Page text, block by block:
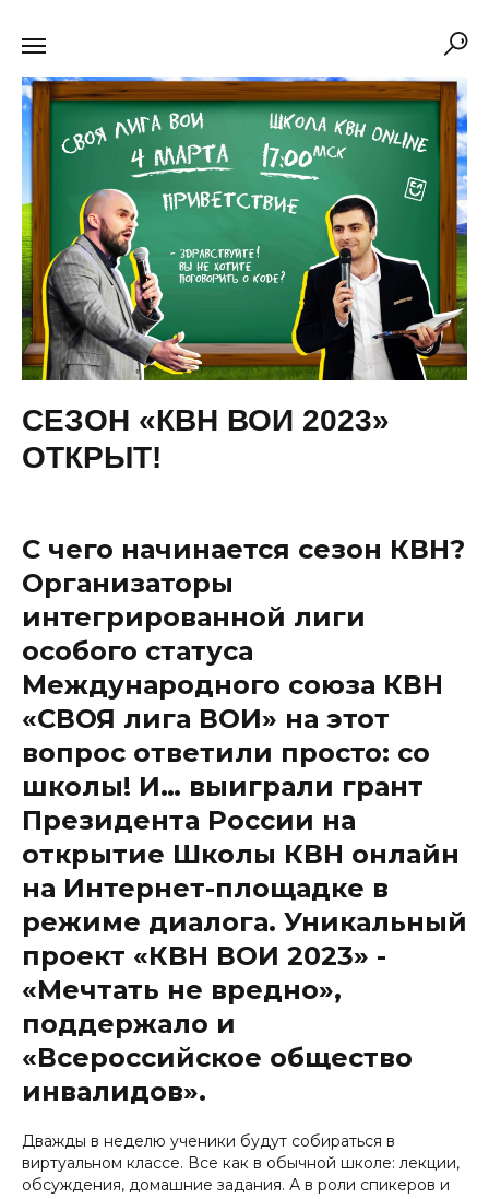
СЕЗОН «КВН ВОИ 2023»
ОТКРЫТ!
С чего начинается сезон КВН?
Организаторы
интегрированной лиги
особого статуса
Международного союза КВН
«СВОЯ лига ВОИ» на этот
вопрос ответили просто: со
школы! И… выиграли грант
Президента России на
открытие Школы КВН онлайн
на Интернет-площадке в
режиме диалога. Уникальный
проект «КВН ВОИ 2023» -
«Мечтать не вредно»,
поддержало и
«Всероссийское общество
инвалидов».
Дважды в неделю ученики будут собираться в
виртуальном классе. Все как в обычной школе: лекции,
обсуждения, домашние задания. А в роли спикеров и